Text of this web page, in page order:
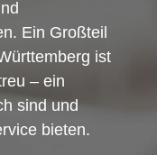
Ein Großteil
ist
– ein
sind und
bieten.